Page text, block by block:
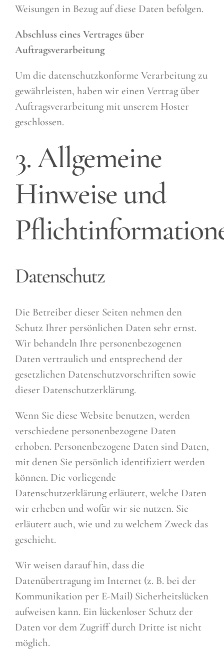
Weisungen in Bezug auf diese Daten befolgen.
Abschluss eines Vertrages über
Auftragsverarbeitung
Um die datenschutzkonforme Verarbeitung zu
gewährleisten, haben wir einen Vertrag über
Auftragsverarbeitung mit unserem Hoster
geschlossen.
3. Allgemeine
Hinweise und
Datenschutz
Die Betreiber dieser Seiten nehmen den
Schutz Ihrer persönlichen Daten sehr ernst.
Wir behandeln Ihre personenbezogenen
Daten vertraulich und entsprechend der
gesetzlichen Datenschutzvorschriften sowie
dieser Datenschutzerklärung.
Wenn Sie diese Website benutzen, werden
verschiedene personenbezogene Daten
erhoben. Personenbezogene Daten sind Daten,
mit denen Sie persönlich identifiziert werden
können. Die vorliegende
Datenschutzerklärung erläutert, welche Daten
wir erheben und wofür wir sie nutzen. Sie
erläutert auch, wie und zu welchem Zweck das
geschieht.
Wir weisen darauf hin, dass die
Datenübertragung im Internet (z. B. bei der
Kommunikation per E-Mail) Sicherheitslücken
aufweisen kann. Ein lückenloser Schutz der
Daten vor dem Zugriff durch Dritte ist nicht
möglich.